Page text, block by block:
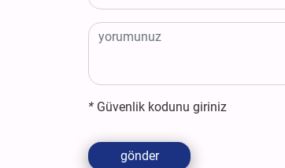
* Güvenlik kodunu giriniz
gönder